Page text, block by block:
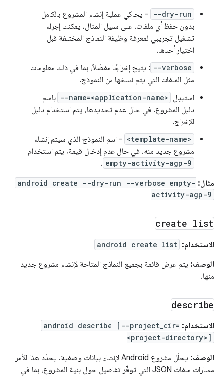
--dry-run
- يحاكي عملية إنشاء المشروع بالكامل
بدون حفظ أي ملفات. على سبيل المثال، يمكنك إجراء
تشغيل تجريبي لمعرفة وظيفة النماذج المختلفة قبل
اختيار أحدها.
--verbose : يتيح إخراجًا مفصّلاً، بما في ذلك معلومات
مثل الملفات التي يتم نسخها من النموذج.
استبدِل --name=<application-name> باسم
دليل المشروع. في حال عدم تحديدها، يتم استخدام دليل
الإخراج.
<template-name> - اسم النموذج الذي سيتم إنشاء
مشروع جديد منه. في حال عدم إدخال قيمة، يتم استخدام
empty-activity-agp-9
.
مثال: android create --dry-run --verbose empty-
activity-agp-9
create list
الاستخدام: android create list
الوصف: يتم عرض قائمة بجميع النماذج المتاحة لإنشاء مشروع جديد
منها.
describe
الاستخدام: android describe [--project_dir=
<project-directory>]
الوصف:
يحلّل مشروع Android لإنشاء بيانات وصفية. يحدّد هذا الأمر
مسارات ملفات JSON التي توفّر تفاصيل حول بنية المشروع، بما في